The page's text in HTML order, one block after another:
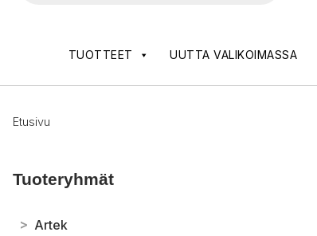
TUOTTEET UUTTA VALIKOIMASSA
Etusivu
Tuoteryhmät
> Artek